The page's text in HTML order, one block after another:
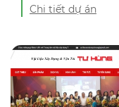
Chi tiết dự án